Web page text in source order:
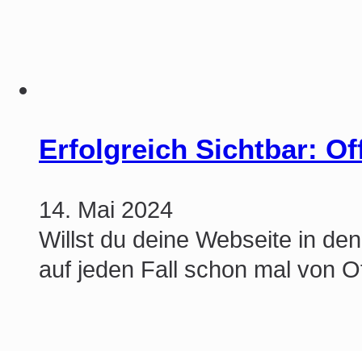
Erfolgreich Sichtbar:
14. Mai 2024
Willst du deine Webseite in
auf jeden Fall schon mal von